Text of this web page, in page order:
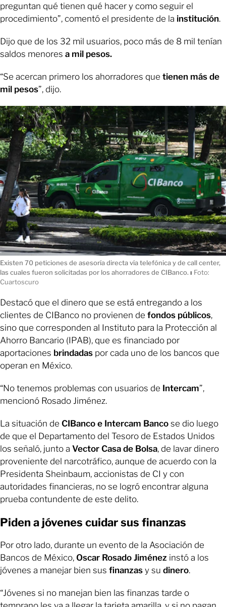
preguntan qué tienen qué hacer y como seguir el
procedimiento”, comentó el presidente de la institución.
Dijo que de los 32 mil usuarios, poco más de 8 mil tenían
saldos menores a mil pesos.
“Se acercan primero los ahorradores que tienen más de
mil pesos”, dijo.
Existen 70 peticiones de asesoría directa vía telefónica y de call center,
las cuales fueron solicitadas por los ahorradores de CIBanco.ı Foto:
Cuartoscuro
Destacó que el dinero que se está entregando a los
clientes de CIBanco no provienen de fondos públicos,
sino que corresponden al Instituto para la Protección al
Ahorro Bancario (IPAB), que es financiado por
aportaciones brindadas por cada uno de los bancos que
operan en México.
“No tenemos problemas con usuarios de Intercam”,
mencionó Rosado Jiménez.
La situación de CIBanco e Intercam Banco se dio luego
de que el Departamento del Tesoro de Estados Unidos
los señaló, junto a Vector Casa de Bolsa, de lavar dinero
proveniente del narcotráfico, aunque de acuerdo con la
Presidenta Sheinbaum, accionistas de CI y con
autoridades financieras, no se logró encontrar alguna
prueba contundente de este delito.
Piden a jóvenes cuidar sus finanzas
Por otro lado, durante un evento de la Asociación de
Bancos de México, Oscar Rosado Jiménez instó a los
jóvenes a manejar bien sus finanzas y su dinero.
“Jóvenes si no manejan bien las finanzas tarde o